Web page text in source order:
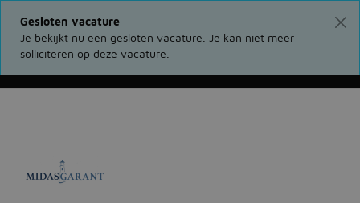
Gesloten vacature
Je bekijkt nu een gesloten vacature. Je kan niet meer
solliciteren op deze vacature.